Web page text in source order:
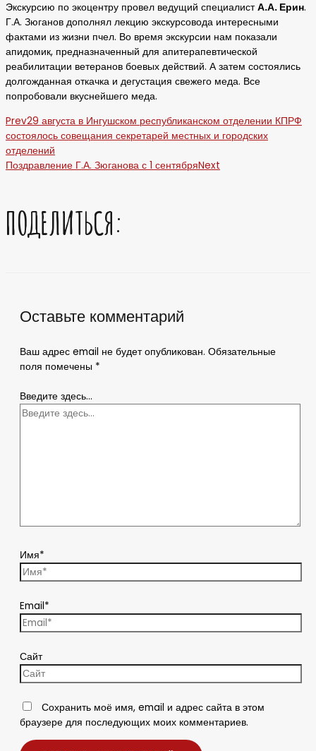
Экскурсию по экоцентру провел ведущий специалистА.А. Ерин.
Г.А. Зюганов дополнял лекцию экскурсовода интересными
фактами из жизни пчел. Во время экскурсии нам показали
апидомик, предназначенный для апитерапевтической
реабилитации ветеранов боевых действий. А затем состоялись
долгожданная откачка и дегустация свежего меда. Все
попробовали вкуснейшего меда.
Prev29 августа в Ингушском республиканском отделении КПРФ
состоялось совещания секретарей местных и городских
отделений
Поздравление Г.А. Зюганова с 1 сентябряNext
ПОДЕЛИТЬСЯ:
Оставьте комментарий
Ваш адрес email не будет опубликован. Обязательные
поля помечены *
Введите здесь...
Имя*
Email*
Сайт
Сохранить моё имя, email и адрес сайта в этом
браузере для последующих моих комментариев.